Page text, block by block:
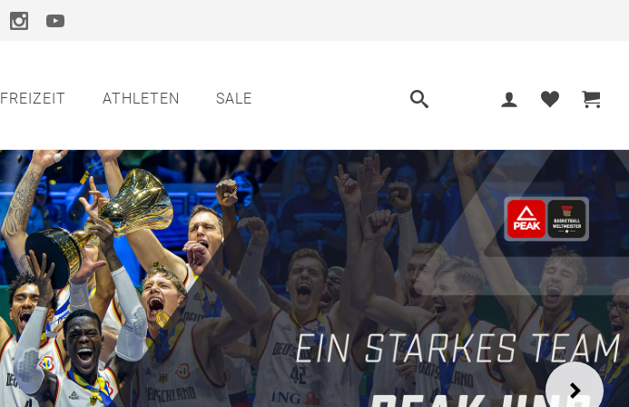
FREIZEIT ATHLETEN SALE
Next